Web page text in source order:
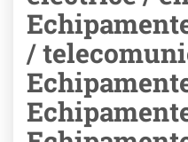
/